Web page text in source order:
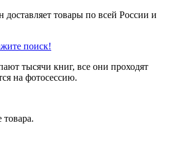
товары по всей России и
поиск!
тысячи книг, все они проходят
на фотосессию.
товара.